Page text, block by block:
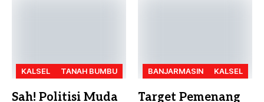
KALSEL TANAH BUMBU
Sah! Politisi Muda
BANJARMASIN KALSEL
Target Pemenang